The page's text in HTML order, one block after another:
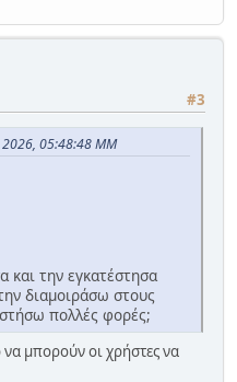
#3
2026, 05:48:48 ΜΜ
και την εγκατέστησα
διαμοιράσω στους
πολλές φορές;
μπορούν οι χρήστες να